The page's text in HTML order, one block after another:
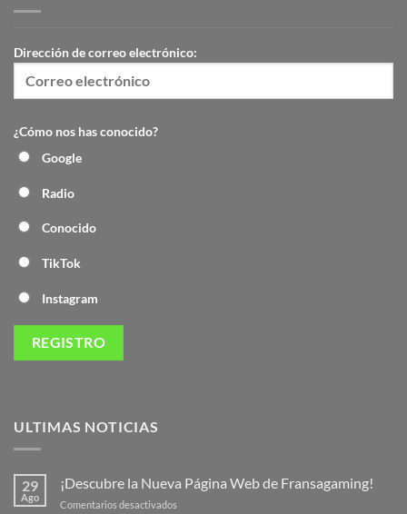
Dirección de correo electrónico:
¿Cómo nos has conocido?
Google
Radio
Conocido
TikTok
Instagram
ULTIMAS NOTICIAS
29
Ago
¡Descubre la Nueva Página Web de Fransagaming!
Comentarios desactivados